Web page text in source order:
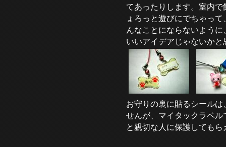
てあったりします。室内
ょろっと遊びにでちゃっ
んなことにならないよう
いいアイデアじゃないかと
お守りの裏に貼るシール
せんが、マイタックラベ
と親切な人に保護してもら